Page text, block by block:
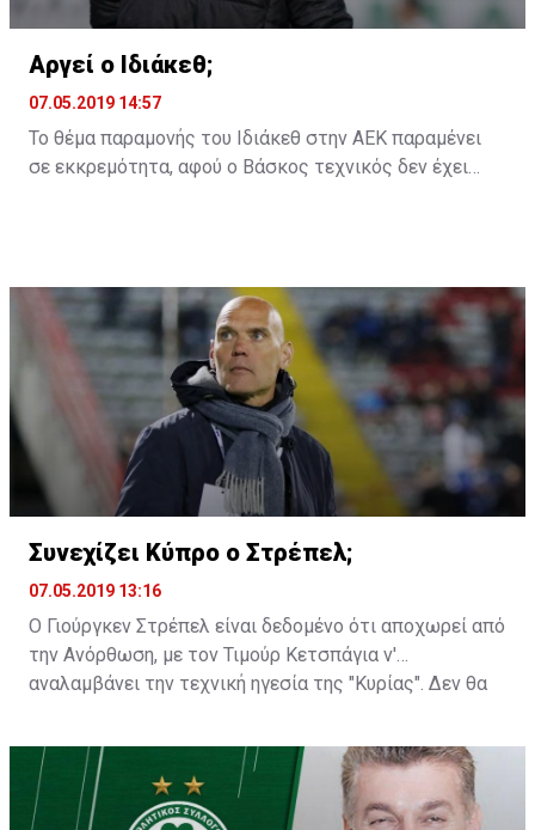
Αργεί ο Ιδιάκεθ;
07.05.2019 14:57
Το θέμα παραμονής του Ιδιάκεθ στην ΑΕΚ παραμένει
σε εκκρεμότητα, αφού ο Βάσκος τεχνικός δεν έχει
Συνεχίζει Κύπρο ο Στρέπελ;
07.05.2019 13:16
Ο Γιούργκεν Στρέπελ είναι δεδομένο ότι αποχωρεί από
την Ανόρθωση, με τον Τιμούρ Κετσπάγια ν'
αναλαμβάνει την τεχνική ηγεσία της "Κυρίας". Δεν θα
προπονητή να παραμένει στην Κύπρο για κάποια άλλη
ομάδα...